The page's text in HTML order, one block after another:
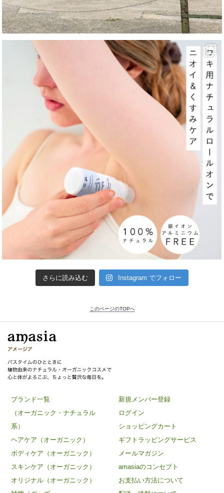
さらに読み込む Instagram でフォロー
このページのTOPへ
ブランド一覧
（オーガニック・ナチュラル
系）
ヘアケア（オーガニック）
ボディケア（オーガニック）
スキンケア（オーガニック）
オリジナル（オーガニック）
新規メンバー登録
ログイン
ショッピングカート
ギフトラッピングサービス
メールマガジン
amasiaのコンセプト
お支払い方法について